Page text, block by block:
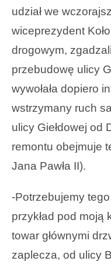
udział we
wiceprezydent
drogowym,
przebudowę ulicy
wywołała dopiero
wstrzymany ruch
ulicy Giełdowej od
remontu obejmuje
Jana Pawła II).
-Potrzebujemy
przykład pod moją
towar głównymi
zaplecza, od ulicy